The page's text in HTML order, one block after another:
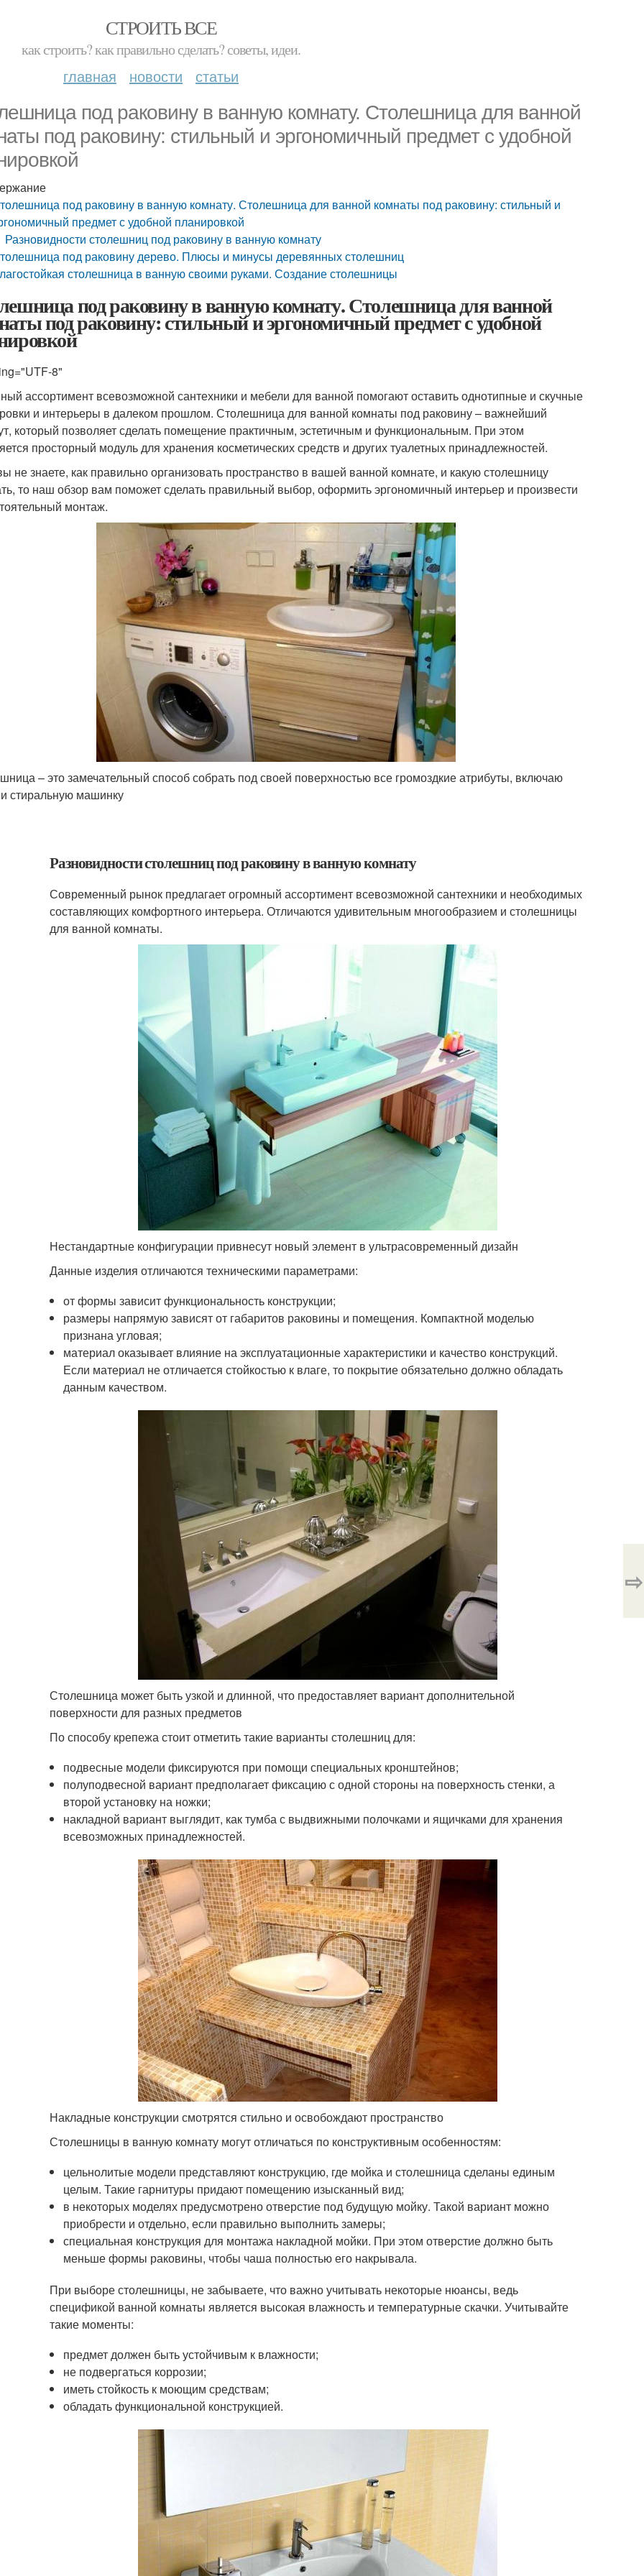
СТРОИТЬ ВСЕ
как строить? как правильно сделать? советы, идеи.
главная новости статьи
под раковину в ванную комнату. Столешница для ванной
под раковину: стильный и эргономичный предмет с удобной
под раковину в ванную комнату. Столешница для ванной комнаты под раковину: стильный и
предмет с удобной планировкой
Разновидности столешниц под раковину в ванную комнату
под раковину дерево. Плюсы и минусы деревянных столешниц
столешница в ванную своими руками. Создание столешницы
под раковину в ванную комнату. Столешница для ванной
под раковину: стильный и эргономичный предмет с удобной
8"
ассортимент всевозможной сантехники и мебели для ванной помогают оставить однотипные и скучные
и интерьеры в далеком прошлом. Столешница для ванной комнаты под раковину – важнейший
который позволяет сделать помещение практичным, эстетичным и функциональным. При этом
просторный модуль для хранения косметических средств и других туалетных принадлежностей.
не знаете, как правильно организовать пространство в вашей ванной комнате, и какую столешницу
то наш обзор вам поможет сделать правильный выбор, оформить эргономичный интерьер и произвести
монтаж.
– это замечательный способ собрать под своей поверхностью все громоздкие атрибуты, включаю
стиральную машинку
Разновидности столешниц под раковину в ванную комнату
Современный рынок предлагает огромный ассортимент всевозможной сантехники и необходимых
составляющих комфортного интерьера. Отличаются удивительным многообразием и столешницы
для ванной комнаты.
Нестандартные конфигурации привнесут новый элемент в ультрасовременный дизайн
Данные изделия отличаются техническими параметрами:
от формы зависит функциональность конструкции;
размеры напрямую зависят от габаритов раковины и помещения. Компактной моделью
признана угловая;
материал оказывает влияние на эксплуатационные характеристики и качество конструкций.
Если материал не отличается стойкостью к влаге, то покрытие обязательно должно обладать
данным качеством.
Столешница может быть узкой и длинной, что предоставляет вариант дополнительной
поверхности для разных предметов
По способу крепежа стоит отметить такие варианты столешниц для:
подвесные модели фиксируются при помощи специальных кронштейнов;
полуподвесной вариант предполагает фиксацию с одной стороны на поверхность стенки, а
второй установку на ножки;
накладной вариант выглядит, как тумба с выдвижными полочками и ящичками для хранения
всевозможных принадлежностей.
Накладные конструкции смотрятся стильно и освобождают пространство
Столешницы в ванную комнату могут отличаться по конструктивным особенностям:
цельнолитые модели представляют конструкцию, где мойка и столешница сделаны единым
целым. Такие гарнитуры придают помещению изысканный вид;
в некоторых моделях предусмотрено отверстие под будущую мойку. Такой вариант можно
приобрести и отдельно, если правильно выполнить замеры;
специальная конструкция для монтажа накладной мойки. При этом отверстие должно быть
меньше формы раковины, чтобы чаша полностью его накрывала.
При выборе столешницы, не забываете, что важно учитывать некоторые нюансы, ведь
спецификой ванной комнаты является высокая влажность и температурные скачки. Учитывайте
такие моменты:
предмет должен быть устойчивым к влажности;
не подвергаться коррозии;
иметь стойкость к моющим средствам;
обладать функциональной конструкцией.
⇨